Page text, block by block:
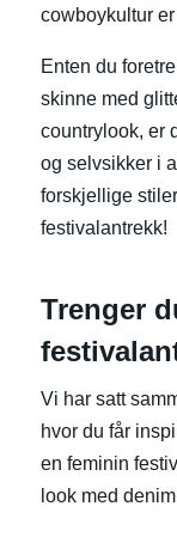
cowboykultur
Enten du
skinne med
countrylook, er
og selvsikker i
forskjellige
festivalantrekk!
Trenger
Vi har satt
hvor du får
en feminin
look med